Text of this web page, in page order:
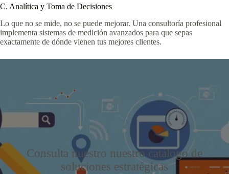
C. Analítica y Toma de Decisiones
Lo que no se mide, no se puede mejorar. Una consultoría profesional
implementa sistemas de medición avanzados para que sepas
exactamente de dónde vienen tus mejores clientes.
Consulta nuestro nuestro catálogo de
soluciones estratégicas